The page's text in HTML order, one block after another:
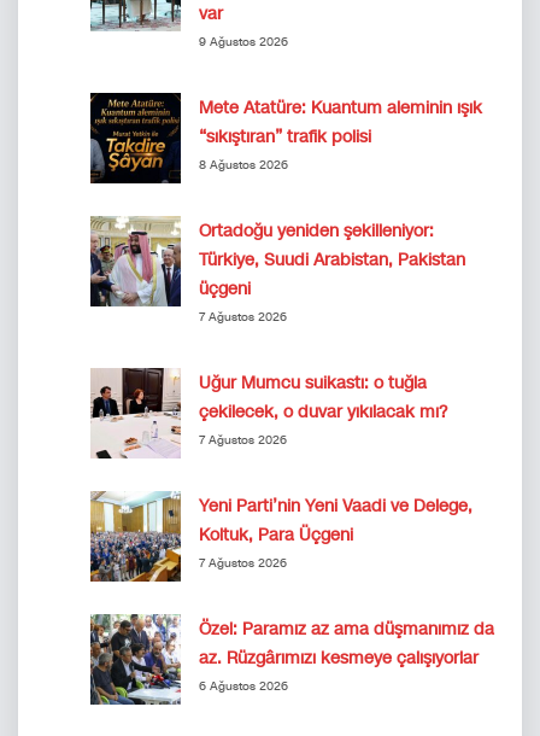
var
9 Ağustos 2026
Mete Atatüre: Kuantum aleminin ışık
“sıkıştıran” trafik polisi
8 Ağustos 2026
Ortadoğu yeniden şekilleniyor:
Türkiye, Suudi Arabistan, Pakistan
üçgeni
7 Ağustos 2026
Uğur Mumcu suikastı: o tuğla
çekilecek, o duvar yıkılacak mı?
7 Ağustos 2026
Yeni Parti’nin Yeni Vaadi ve Delege,
Koltuk, Para Üçgeni
7 Ağustos 2026
Özel: Paramız az ama düşmanımız da
az. Rüzgârımızı kesmeye çalışıyorlar
6 Ağustos 2026